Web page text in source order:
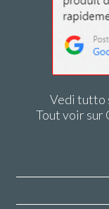
Vedi tutto
Tout voir sur